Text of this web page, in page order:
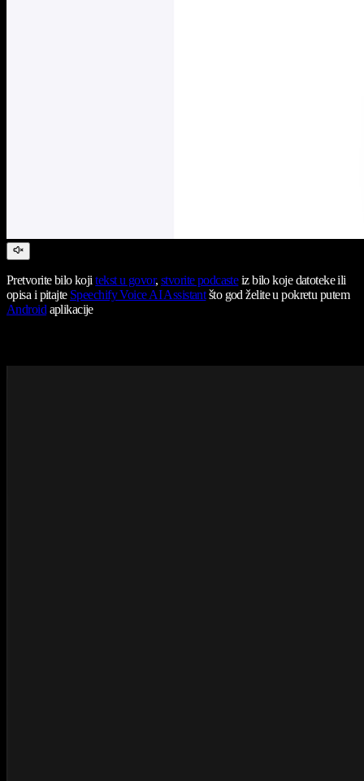
Pretvorite bilo kojitekst u govor, stvorite podcasteiz bilo koje datoteke ili
opisa i pitajte Speechify Voice AI Assistantšto god želite u pokretu putem
Androidaplikacije